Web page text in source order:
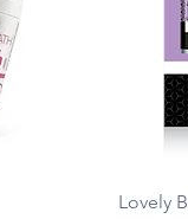
Lovely